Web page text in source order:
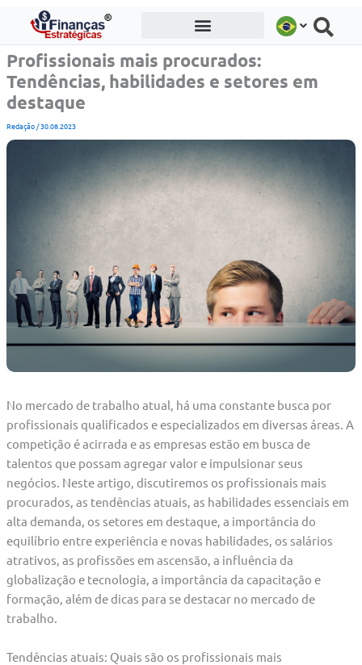
conteúdo
Profissionais mais procurados:
Tendências, habilidades e setores em
destaque
Redação/30.08.2023
No mercado de trabalho atual, há uma constante busca por
profissionais qualificados e especializados em diversas áreas. A
competição é acirrada e as empresas estão em busca de
talentos que possam agregar valor e impulsionar seus
negócios. Neste artigo, discutiremos os profissionais mais
procurados, as tendências atuais, as habilidades essenciais em
alta demanda, os setores em destaque, a importância do
equilíbrio entre experiência e novas habilidades, os salários
atrativos, as profissões em ascensão, a influência da
globalização e tecnologia, a importância da capacitação e
formação, além de dicas para se destacar no mercado de
trabalho.
Tendências atuais: Quais são os profissionais mais